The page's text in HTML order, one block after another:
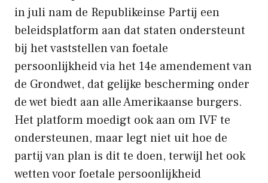
in juli nam de Republikeinse Partij een
beleidsplatform aan dat staten ondersteunt
bij het vaststellen van foetale
persoonlijkheid via het 14e amendement van
de Grondwet, dat gelijke bescherming onder
de wet biedt aan alle Amerikaanse burgers.
Het platform moedigt ook aan om IVF te
ondersteunen, maar legt niet uit hoe de
partij van plan is dit te doen, terwijl het ook
wetten voor foetale persoonlijkheid